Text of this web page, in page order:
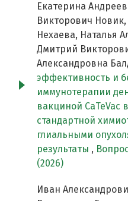
Екатерина
Викторович
Нехаева, Наталья
Дмитрий
Александровна
эффективность и
иммунотерапии
вакциной CaTeVac
стандартной
глиальными
результаты ,
(2026)
Иван